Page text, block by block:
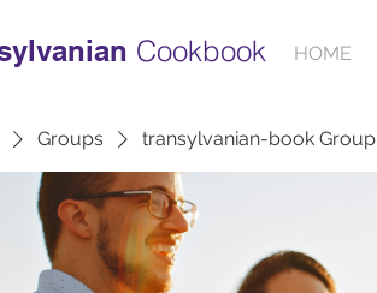
HOME
Cookbook
Groups transylvanian-book Group